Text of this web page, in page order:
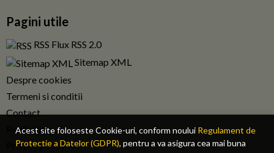
Acest site foloseste Cookie-uri, conform noului Regulament de
Protectie a Datelor (GDPR), pentru a va asigura cea mai buna
Pagini utile
RSS Flux RSS 2.0
Sitemap XML
Despre cookies
Termeni si conditii
Contact
Publicitate
Privacy policy RO